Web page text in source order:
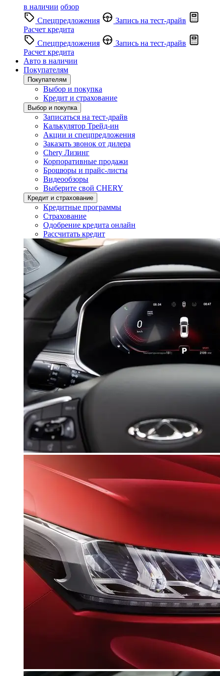
в наличии обзор
Спецпредложения
Запись на тест-драйв
Расчет кредита
Спецпредложения
Запись на тест-драйв
Расчет кредита
Авто в наличии
Покупателям
Покупателям
Выбор и покупка
Кредит и страхование
Выбор и покупка
Записаться на тест-драйв
Калькулятор Трейд-ин
Акции и спецпредложения
Заказать звонок от дилера
Chery Лизинг
Корпоративные продажи
Брошюры и прайс-листы
Видеообзоры
Выберите свой CHERY
Кредит и страхование
Кредитные программы
Страхование
Одобрение кредита онлайн
Рассчитать кредит